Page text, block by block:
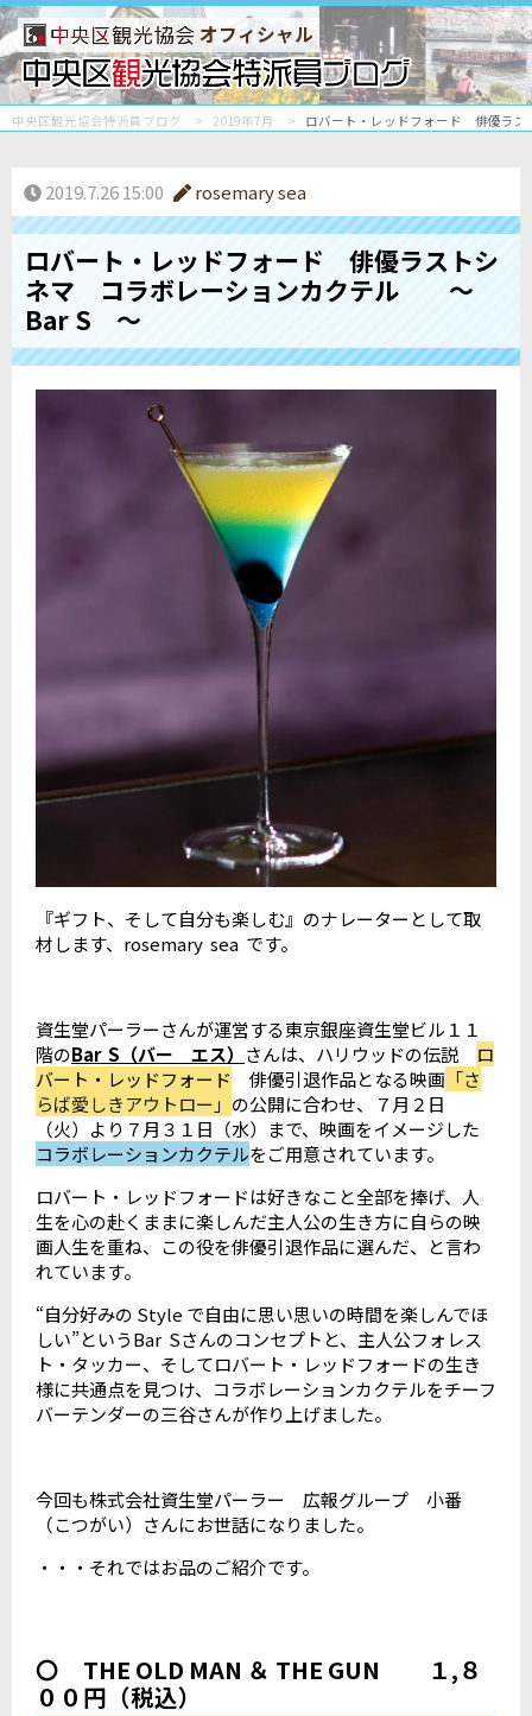
オフィシャル
中央区観光協会特派員ブログ 2019年7月 ロバート・レッドフォード 俳優
2019.7.26 15:00 rosemary sea
ロバート・レッドフォード 俳優ラストシ
ネマ コラボレーションカクテル ～
Bar S ～
『ギフト、そして自分も楽しむ』のナレーターとして取
材します、rosemary sea です。
資生堂パーラーさんが運営する東京銀座資生堂ビル１１
階のBar S（バー エス） さんは、ハリウッドの伝説 ロ
バート・レッドフォード 俳優引退作品となる映画 「さ
らば愛しきアウトロー」 の公開に合わせ、７月２日
（火）より７月３１日（水）まで、映画をイメージした
コラボレーションカクテルをご用意されています。
ロバート・レッドフォードは好きなこと全部を捧げ、人
生を心の赴くままに楽しんだ主人公の生き方に自らの映
画人生を重ね、この役を俳優引退作品に選んだ、と言わ
れています。
“自分好みの Style で自由に思い思いの時間を楽しんでほ
しい”というBar Sさんのコンセプトと、主人公フォレス
ト・タッカー、そしてロバート・レッドフォードの生き
様に共通点を見つけ、コラボレーションカクテルをチーフ
バーテンダーの三谷さんが作り上げました。
今回も株式会社資生堂パーラー 広報グループ 小番
（こつがい）さんにお世話になりました。
・・・それではお品のご紹介です。
〇 THE OLD MAN ＆ THE GUN １,８
００円（税込）